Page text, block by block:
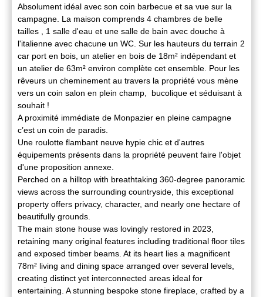
Absolument idéal avec son coin barbecue et sa vue sur la
campagne. La maison comprends 4 chambres de belle
tailles , 1 salle d'eau et une salle de bain avec douche à
l'italienne avec chacune un WC. Sur les hauteurs du terrain 2
car port en bois, un atelier en bois de 18m² indépendant et
un atelier de 63m² environ complète cet ensemble. Pour les
rêveurs un cheminement au travers la propriété vous mène
vers un coin salon en plein champ, bucolique et séduisant à
souhait !
A proximité immédiate de Monpazier en pleine campagne
c’est un coin de paradis.
Une roulotte flambant neuve hypie chic et d'autres
équipements présents dans la propriété peuvent faire l'objet
d'une proposition annexe.
Perched on a hilltop with breathtaking 360-degree panoramic
views across the surrounding countryside, this exceptional
property offers privacy, character, and nearly one hectare of
beautifully grounds.
The main stone house was lovingly restored in 2023,
retaining many original features including traditional floor tiles
and exposed timber beams. At its heart lies a magnificent
78m² living and dining space arranged over several levels,
creating distinct yet interconnected areas ideal for
entertaining. A stunning bespoke stone fireplace, crafted by a